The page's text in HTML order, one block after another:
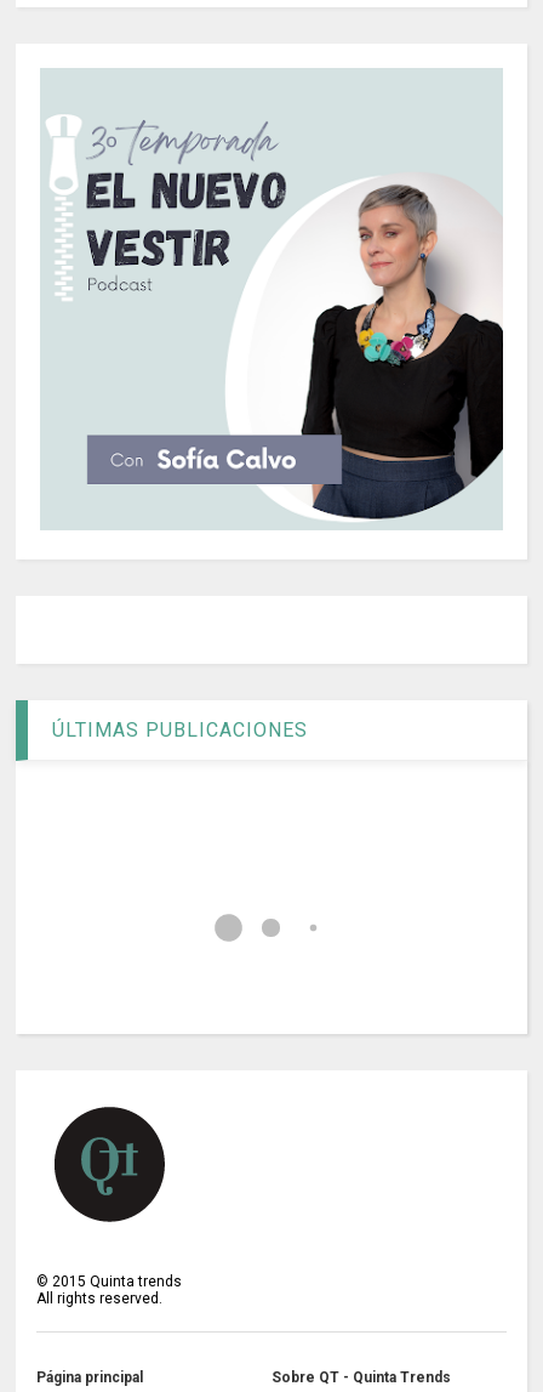
ÚLTIMAS PUBLICACIONES
©2015 Quinta trends
All rights reserved.
Página principal Sobre QT - Quinta Trends